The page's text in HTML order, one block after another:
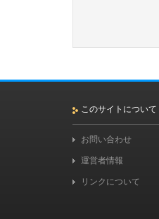
このサイトについて
お問い合わせ
運営者情報
リンクについて